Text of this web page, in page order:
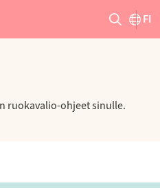
FI
ruokavalio-ohjeet sinulle.